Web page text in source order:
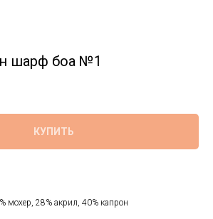
шарф боа №1
КУПИТЬ
мохер, 28% акрил, 40% капрон